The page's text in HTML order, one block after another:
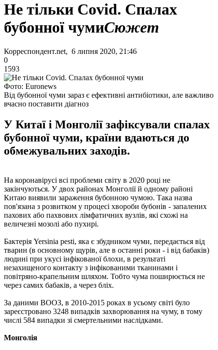
Не тільки Covid. Спалах
бубонної чумиСюжет
Корреспондент.net, 6 липня 2020, 21:46
0
1593
Фото: Euronews
Від бубонної чуми зараз є ефективні антибіотики, але важливо
вчасно поставити діагноз
У Китаї і Монголії зафіксували спалах
бубонної чуми, країни вдаються до
обмежувальних заходів.
На коронавірусі всі проблеми світу в 2020 році не
закінчуються. У двох районах Монголії й одному районі
Китаю виявили зараження бубонною чумою. Така назва
пов'язана з розвитком у процесі хвороби бубонів - запалених
пахових або пахвових лімфатичних вузлів, які схожі на
величезні мозолі або пухирі.
Бактерія Yersinia pesti, яка є збудником чуми, передається від
тварин (в основному щурів, але в останні роки - і від бабаків)
людині при укусі інфікованої блохи, в результаті
незахищеного контакту з інфікованими тканинами і
повітряно-крапельним шляхом. Тобто чума поширюється не
через самих бабаків, а через бліх.
За даними ВООЗ, в 2010-2015 роках в усьому світі було
зареєстровано 3248 випадків захворювання на чуму, в тому
числі 584 випадки зі смертельними наслідками.
Монголія